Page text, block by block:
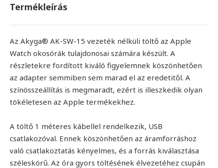
Termékleírás
Az Akyga® AK-SW-15 vezeték nélküli töltő az Apple
Watch okosórák tulajdonosai számára készült. A
részletekre fordított kiváló figyelemnek köszönhetően
az adapter semmiben sem marad el az eredetitől. A
színösszeállítás is megmaradt, ezért is illeszkedik olyan
tökéletesen az Apple termékekhez.
A töltő 1 méteres kábellel rendelkezik, USB
csatlakozóval. Ennek köszönhetően az áramforráshoz
való csatlakoztatás kényelmes, és a forrás kiválasztása
széleskörű. Az óra gyors töltésének élvezetéhez csupán